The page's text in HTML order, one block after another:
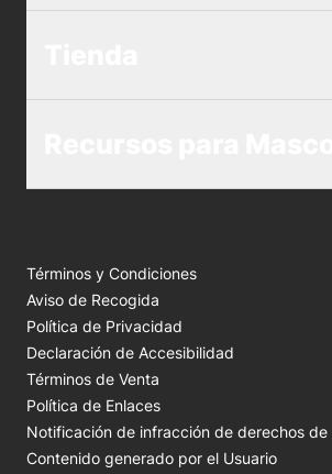
Términos y Condiciones
Aviso de Recogida
Política de Privacidad
Declaración de Accesibilidad
Términos de Venta
Política de Enlaces
Notificación de infracción de derechos de
Contenido generado por el Usuario